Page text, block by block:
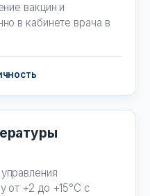
вакцин и
в кабинете врача в
от +2 до +15°C с